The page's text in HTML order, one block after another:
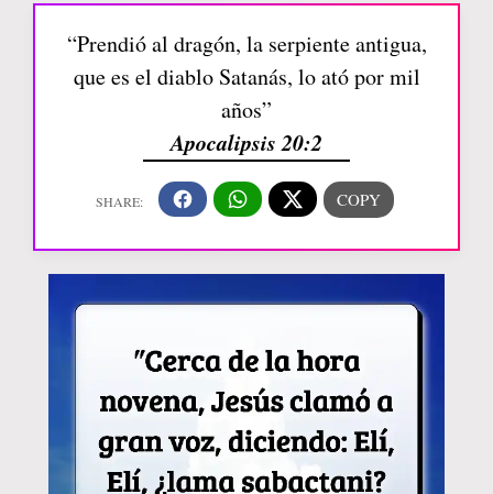
“Prendió al dragón, la serpiente antigua,
que es el diablo Satanás, lo ató por mil
años”
Apocalipsis 20:2